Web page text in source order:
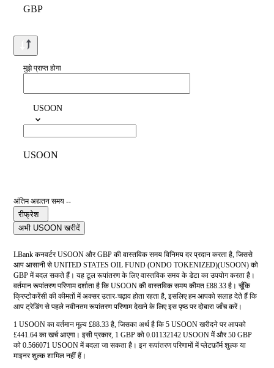
GBP
मुझे प्राप्त होगा
USOON
USOON
अंतिम अद्यतन समय --
रीफ्रेश
अभी USOON खरीदें
LBank कनवर्टर USOON और GBP की वास्तविक समय विनिमय दर प्रदान करता है, जिससे
आप आसानी से UNITED STATES OIL FUND (ONDO TOKENIZED)(USOON) को
GBP में बदल सकते हैं। यह टूल रूपांतरण के लिए वास्तविक समय के डेटा का उपयोग करता है।
वर्तमान रूपांतरण परिणाम दर्शाता है कि USOON की वास्तविक समय कीमत £88.33 है। चूँकि
क्रिप्टोकरेंसी की कीमतों में अक्सर उतार-चढ़ाव होता रहता है, इसलिए हम आपको सलाह देते हैं कि
आप ट्रेडिंग से पहले नवीनतम रूपांतरण परिणाम देखने के लिए इस पृष्ठ पर दोबारा जाँच करें।
1 USOON का वर्तमान मूल्य £88.33 है, जिसका अर्थ है कि 5 USOON खरीदने पर आपको
£441.64 का खर्च आएगा। इसी प्रकार, 1 GBP को 0.01132142 USOON में और 50 GBP
को 0.566071 USOON में बदला जा सकता है। इन रूपांतरण परिणामों में प्लेटफ़ॉर्म शुल्क या
माइनर शुल्क शामिल नहीं हैं।